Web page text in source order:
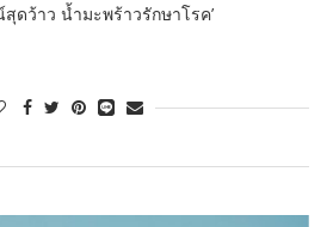
ดว้าว น้ำมะพร้าวรักษาโรค’